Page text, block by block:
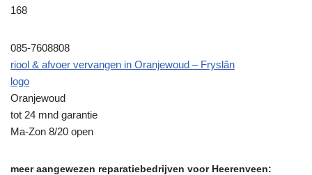
168
085-7608808
riool & afvoer vervangen in Oranjewoud – Fryslân
logo
Oranjewoud
tot 24 mnd garantie
Ma-Zon 8/20 open
meer aangewezen reparatiebedrijven voor Heerenveen: